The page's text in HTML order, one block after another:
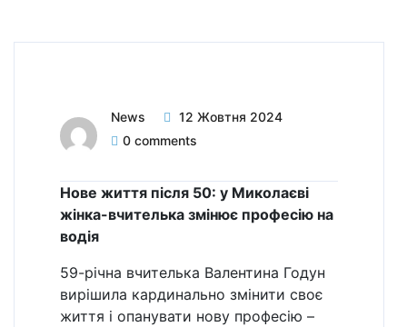
News
12 Жовтня 2024
0 comments
Нове життя після 50: у Миколаєві
жінка-вчителька змінює професію на
водія
59-річна вчителька Валентина Годун
вирішила кардинально змінити своє
життя і опанувати нову професію –